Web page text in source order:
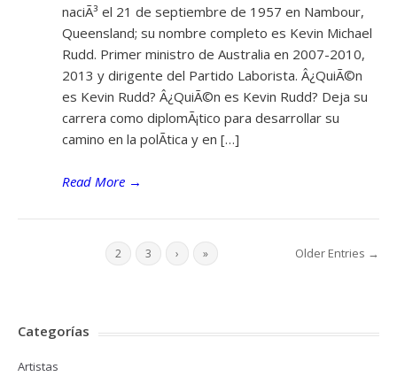
naciÃ³ el 21 de septiembre de 1957 en Nambour,
Queensland; su nombre completo es Kevin Michael
Rudd. Primer ministro de Australia en 2007-2010,
2013 y dirigente del Partido Laborista. Â¿QuiÃ©n
es Kevin Rudd? Â¿QuiÃ©n es Kevin Rudd? Deja su
carrera como diplomÃ¡tico para desarrollar su
camino en la polÃ­tica y en […]
Read More →
2 3 › » Older Entries →
Categorías
Artistas